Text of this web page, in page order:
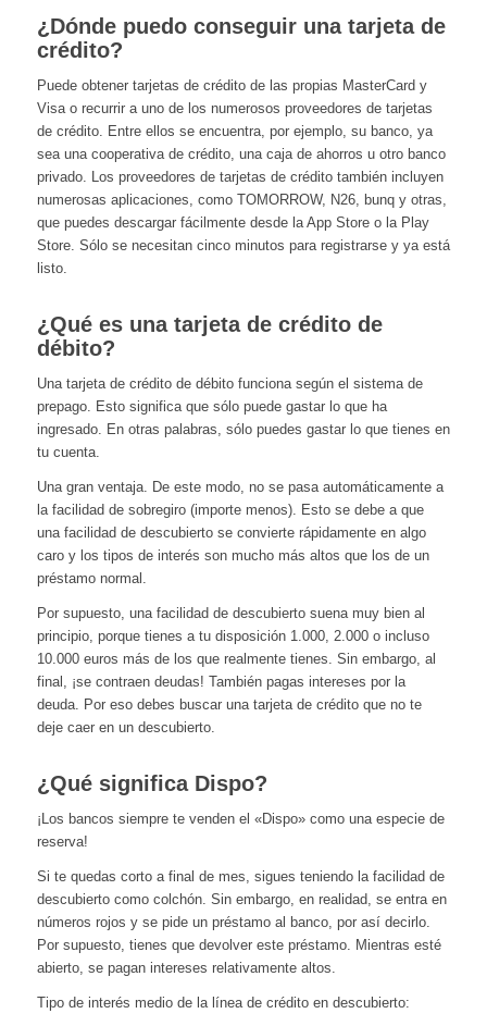
¿Dónde puedo conseguir una tarjeta de
crédito?
Puede obtener tarjetas de crédito de las propias MasterCard y
Visa o recurrir a uno de los numerosos proveedores de tarjetas
de crédito. Entre ellos se encuentra, por ejemplo, su banco, ya
sea una cooperativa de crédito, una caja de ahorros u otro banco
privado. Los proveedores de tarjetas de crédito también incluyen
numerosas aplicaciones, como TOMORROW, N26, bunq y otras,
que puedes descargar fácilmente desde la App Store o la Play
Store. Sólo se necesitan cinco minutos para registrarse y ya está
listo.
¿Qué es una tarjeta de crédito de
débito?
Una tarjeta de crédito de débito funciona según el sistema de
prepago. Esto significa que sólo puede gastar lo que ha
ingresado. En otras palabras, sólo puedes gastar lo que tienes en
tu cuenta.
Una gran ventaja. De este modo, no se pasa automáticamente a
la facilidad de sobregiro (importe menos). Esto se debe a que
una facilidad de descubierto se convierte rápidamente en algo
caro y los tipos de interés son mucho más altos que los de un
préstamo normal.
Por supuesto, una facilidad de descubierto suena muy bien al
principio, porque tienes a tu disposición 1.000, 2.000 o incluso
10.000 euros más de los que realmente tienes. Sin embargo, al
final, ¡se contraen deudas! También pagas intereses por la
deuda. Por eso debes buscar una tarjeta de crédito que no te
deje caer en un descubierto.
¿Qué significa Dispo?
¡Los bancos siempre te venden el «Dispo» como una especie de
reserva!
Si te quedas corto a final de mes, sigues teniendo la facilidad de
descubierto como colchón. Sin embargo, en realidad, se entra en
números rojos y se pide un préstamo al banco, por así decirlo.
Por supuesto, tienes que devolver este préstamo. Mientras esté
abierto, se pagan intereses relativamente altos.
Tipo de interés medio de la línea de crédito en descubierto: